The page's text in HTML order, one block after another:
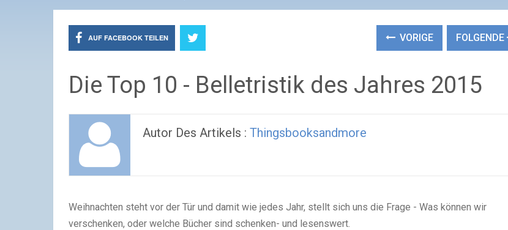
AUF FACEBOOK TEILEN VORIGE FOLGENDE
Die Top 10 - Belletristik des Jahres 2015
Autor Des Artikels : Thingsbooksandmore
Weihnachten steht vor der Tür und damit wie jedes Jahr, stellt sich uns die Frage - Was können wir
verschenken, oder welche Bücher sind schenken- und lesenswert.